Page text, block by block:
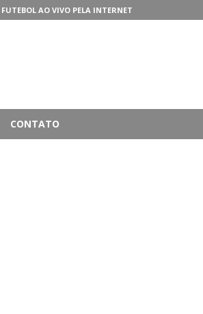
FUTEBOL AO VIVO PELA INTERNET
CONTATO